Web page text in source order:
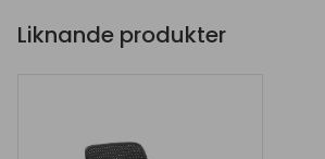
Liknande produkter